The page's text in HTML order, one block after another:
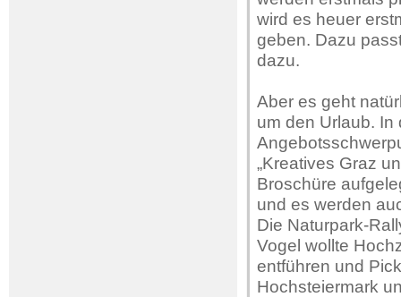
wird es heuer
geben. Dazu
dazu.
Aber es geht
um den Urlaub.
„Kreatives Graz
Broschüre
und es werden
Die Naturpark-
Vogel wollte
entführen und
Hochsteiermark